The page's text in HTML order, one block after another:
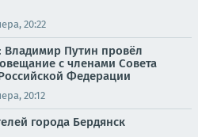
20:22
Путин провёл
с членами Совета
Федерации
20:12
города Бердянск